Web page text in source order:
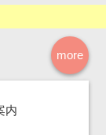
more
内